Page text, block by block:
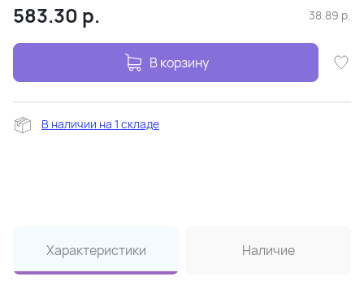
583.30 р. 38.89 р.
В корзину
В наличии на 1 складе
Характеристики Наличие